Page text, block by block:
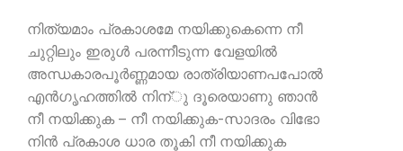
നിത്യമാം പ്രകാശമേ നയിക്കുകെന്നെ നീ
ചുറ്റിലും ഇരുള്‍ പരന്നീടുന്ന വേളയില്‍
അന്ധകാരപൂര്‍ണ്ണമായ രാത്രിയാണപപോല്‍
എന്‍ഗൃഹത്തില്‍ നിന്ു ദൂരെയാണു ഞാന്‍
നീ നയിക്കുക – നീ നയിക്കുക-സാദരം വിഭോ
നിന്‍ പ്രകാശ ധാര തൂകി നീ നയിക്കുക